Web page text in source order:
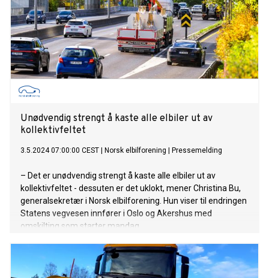
Unødvendig strengt å kaste alle elbiler ut av
kollektivfeltet
3.5.2024 07:00:00 CEST Norsk elbilforening Pressemelding
– Det er unødvendig strengt å kaste alle elbiler ut av
kollektivfeltet - dessuten er det uklokt, mener Christina Bu,
generalsekretær i Norsk elbilforening. Hun viser til endringen
Statens vegvesen innfører i Oslo og Akershus med
omskilting som starter mandag.